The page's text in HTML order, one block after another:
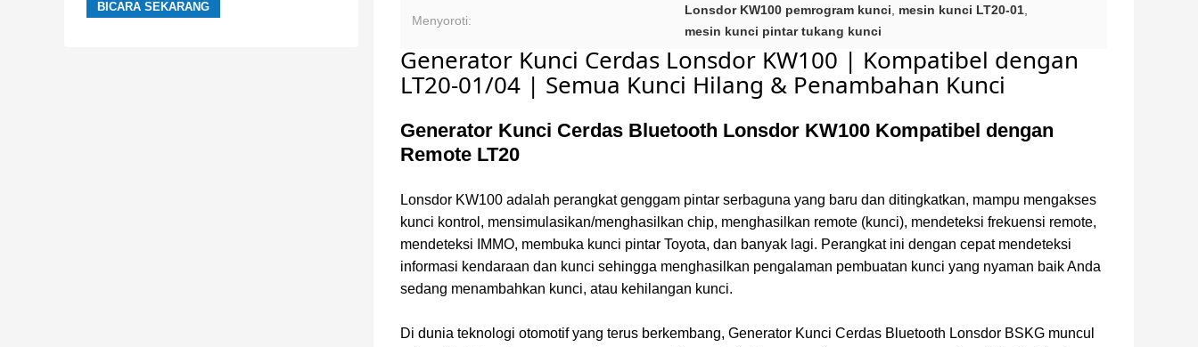
Menyoroti:
Lonsdor KW100 pemrogram kunci, mesin kunci LT20-01,
mesin kunci pintar tukang kunci
Generator Kunci Cerdas Lonsdor KW100 | Kompatibel dengan
LT20-01/04 | Semua Kunci Hilang & Penambahan Kunci
Generator Kunci Cerdas Bluetooth Lonsdor KW100 Kompatibel dengan
Remote LT20
Lonsdor KW100 adalah perangkat genggam pintar serbaguna yang baru dan ditingkatkan, mampu mengakses
kunci kontrol, mensimulasikan/menghasilkan chip, menghasilkan remote (kunci), mendeteksi frekuensi remote,
mendeteksi IMMO, membuka kunci pintar Toyota, dan banyak lagi. Perangkat ini dengan cepat mendeteksi
informasi kendaraan dan kunci sehingga menghasilkan pengalaman pembuatan kunci yang nyaman baik Anda
sedang menambahkan kunci, atau kehilangan kunci.
Di dunia teknologi otomotif yang terus berkembang, Generator Kunci Cerdas Bluetooth Lonsdor BSKG muncul